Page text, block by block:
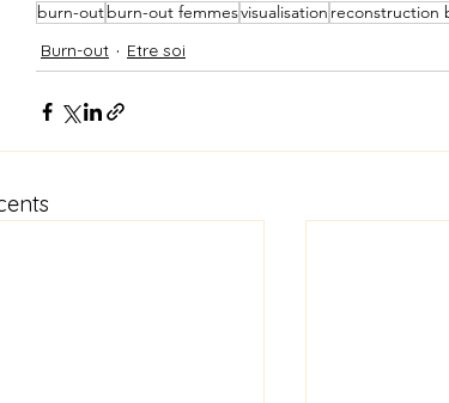
burn-outburn-out femmesvisualisation reconstruction
Burn-out
Etre soi